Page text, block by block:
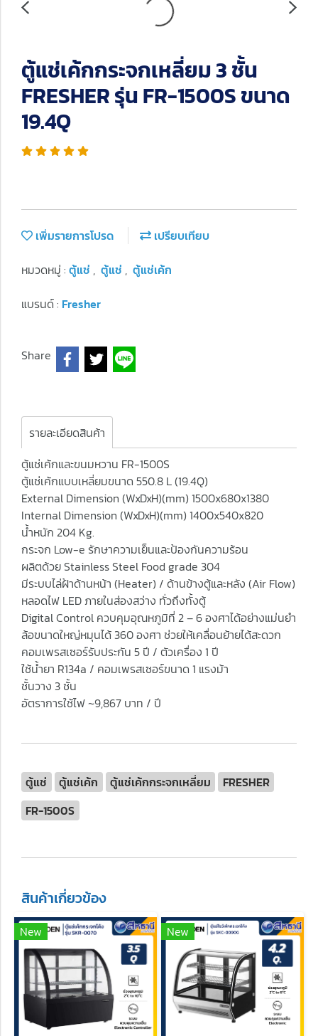
ตู้แช่เค้กกระจกเหลี่ยม 3 ชั้น
FRESHER รุ่น FR-1500S ขนาด
19.4Q
เพิ่มรายการโปรด
เปรียบเทียบ
หมวดหมู่ : ตู้แช่ , ตู้แช่ , ตู้แช่เค้ก
แบรนด์ : Fresher
Share
รายละเอียดสินค้า
ตู้แช่เค้กและขนมหวาน FR-1500S
ตู้แช่เค้กแบบเหลี่ยมขนาด 550.8 L (19.4Q)
External Dimension (WxDxH)(mm) 1500x680x1380
Internal Dimension (WxDxH)(mm) 1400x540x820
น้ำหนัก 204 Kg.
กระจก Low-e รักษาความเย็นและป้องกันความร้อน
ผลิตด้วย Stainless Steel Food grade 304
มีระบบไล่ฝ้าด้านหน้า (Heater) / ด้านข้างตู้และหลัง (Air Flow)
หลอดไฟ LED ภายในส่องสว่าง ทั่วถึงทั้งตู้
Digital Control ควบคุมอุณหภูมิที่ 2 – 6 องศาได้อย่างแม่นยำ
ล้อขนาดใหญ่หมุนได้ 360 องศา ช่วยให้เคลื่อนย้ายได้สะดวก
คอมเพรสเซอร์รับประกัน 5 ปี / ตัวเครื่อง 1 ปี
ใช้น้ำยา R134a / คอมเพรสเซอร์ขนาด 1 แรงม้า
ชั้นวาง 3 ชั้น
อัตราการใช้ไฟ ~9,867 บาท / ปี
ตู้แช่ ตู้แช่เค้ก ตู้แช่เค้กกระจกเหลี่ยม
FRESHER
FR-1500S
สินค้าเกี่ยวข้อง
New New